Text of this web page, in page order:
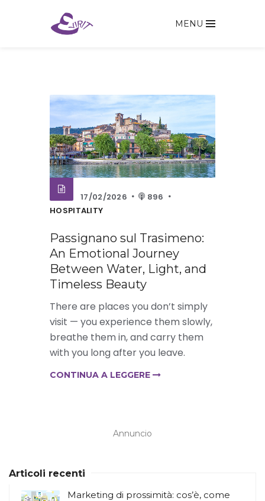
MENU
17/02/2026
896
HOSPITALITY
Passignano sul Trasimeno:
An Emotional Journey
Between Water, Light, and
Timeless Beauty
There are places you don’t simply
visit — you experience them slowly,
breathe them in, and carry them
with you long after you leave.
CONTINUA A LEGGERE
Annuncio
Articoli recenti
Marketing di prossimità: cos’è, come